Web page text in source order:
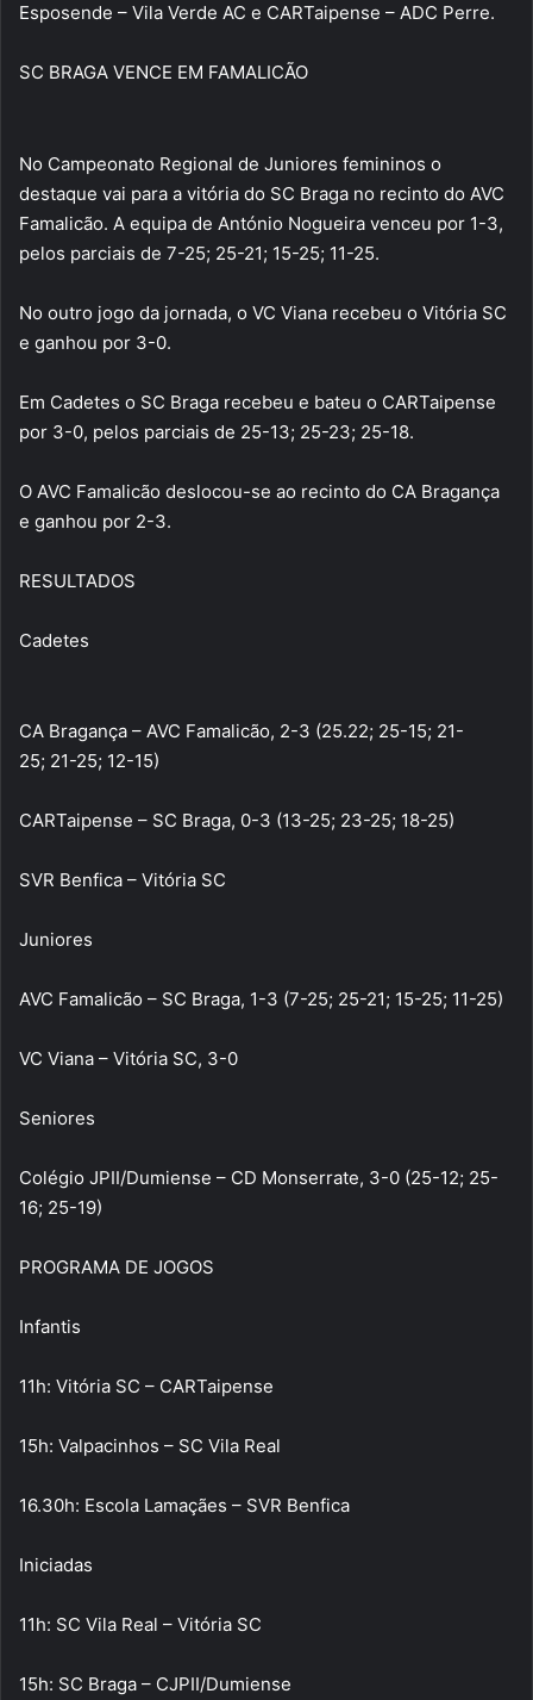
Esposende – Vila Verde AC e CARTaipense – ADC Perre.
SC BRAGA VENCE EM FAMALICÃO
No Campeonato Regional de Juniores femininos o
destaque vai para a vitória do SC Braga no recinto do AVC
Famalicão. A equipa de António Nogueira venceu por 1-3,
pelos parciais de 7-25; 25-21; 15-25; 11-25.
No outro jogo da jornada, o VC Viana recebeu o Vitória SC
e ganhou por 3-0.
Em Cadetes o SC Braga recebeu e bateu o CARTaipense
por 3-0, pelos parciais de 25-13; 25-23; 25-18.
O AVC Famalicão deslocou-se ao recinto do CA Bragança
e ganhou por 2-3.
RESULTADOS
Cadetes
CA Bragança – AVC Famalicão, 2-3 (25.22; 25-15; 21-
25; 21-25; 12-15)
CARTaipense – SC Braga, 0-3 (13-25; 23-25; 18-25)
SVR Benfica – Vitória SC
Juniores
AVC Famalicão – SC Braga, 1-3 (7-25; 25-21; 15-25; 11-25)
VC Viana – Vitória SC, 3-0
Seniores
Colégio JPII/Dumiense – CD Monserrate, 3-0 (25-12; 25-
16; 25-19)
PROGRAMA DE JOGOS
Infantis
11h: Vitória SC – CARTaipense
15h: Valpacinhos – SC Vila Real
16.30h: Escola Lamaçães – SVR Benfica
Iniciadas
11h: SC Vila Real – Vitória SC
15h: SC Braga – CJPII/Dumiense